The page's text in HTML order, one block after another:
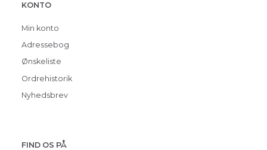
KONTO
Min konto
Adressebog
Ønskeliste
Ordrehistorik
Nyhedsbrev
FIND OS PÅ